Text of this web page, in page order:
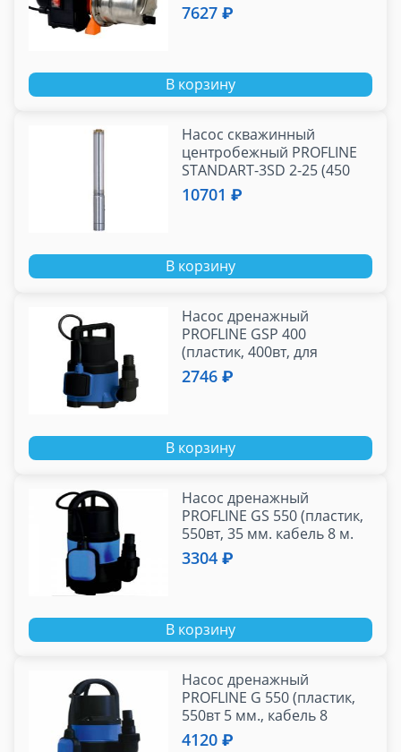
7627 ₽
В корзину
Насос скважинный
центробежный PROFLINE
STANDART-3SD 2-25 (450
Вт. 60 л/мин, H-30м, каб.10
м)
10701 ₽
В корзину
Насос дренажный
PROFLINE GSP 400
(пластик, 400вт, для
грязной воды)
2746 ₽
В корзину
Насос дренажный
PROFLINE GS 550 (пластик,
550вт, 35 мм. кабель 8 м.
для грязной воды)
3304 ₽
В корзину
Насос дренажный
PROFLINE G 550 (пластик,
550вт 5 мм., кабель 8
метров)
4120 ₽